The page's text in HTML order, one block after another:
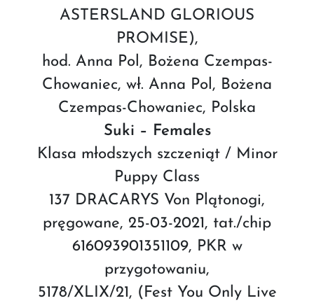
ASTERSLAND GLORIOUS
PROMISE),
hod. Anna Pol, Bożena Czempas-
Chowaniec, wł. Anna Pol, Bożena
Czempas-Chowaniec, Polska
Suki – Females
Klasa młodszych szczeniąt / Minor
Puppy Class
137 DRACARYS Von Plątonogi,
pręgowane, 25-03-2021, tat./chip
616093901351109, PKR w
przygotowaniu,
5178/XLIX/21, (Fest You Only Live